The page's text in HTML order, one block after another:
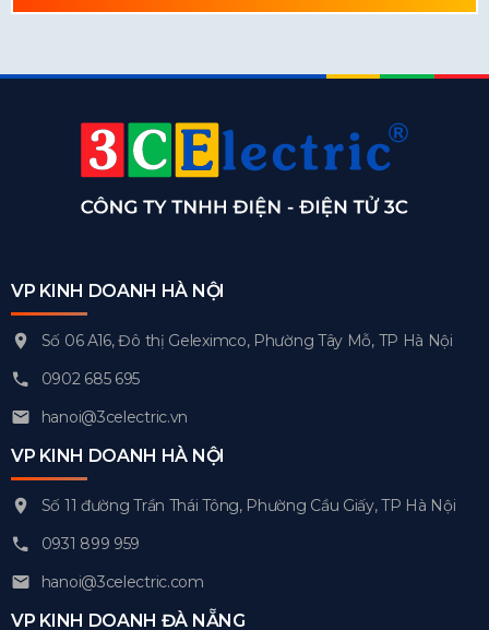
VP KINH DOANH HÀ NỘI
Số 06 A16, Đô thị Geleximco, Phường Tây Mỗ, TP Hà Nội
0902 685 695
hanoi@3celectric.vn
VP KINH DOANH HÀ NỘI
Số 11 đường Trần Thái Tông, Phường Cầu Giấy, TP Hà Nội
0931 899 959
hanoi@3celectric.com
VP KINH DOANH ĐÀ NẴNG